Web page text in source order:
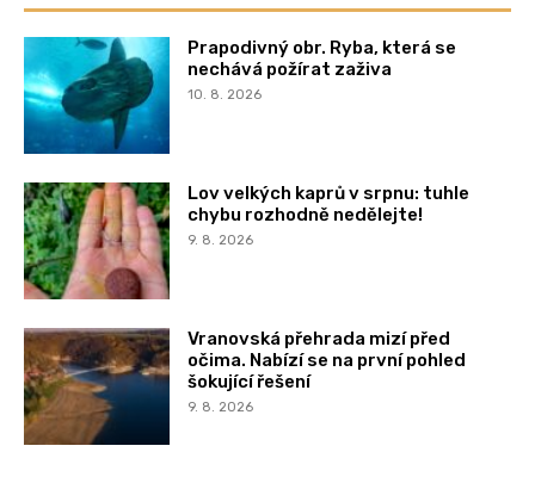
Prapodivný obr. Ryba, která se
nechává požírat zaživa
10. 8. 2026
Lov velkých kaprů v srpnu: tuhle
chybu rozhodně nedělejte!
9. 8. 2026
Vranovská přehrada mizí před
očima. Nabízí se na první pohled
šokující řešení
9. 8. 2026